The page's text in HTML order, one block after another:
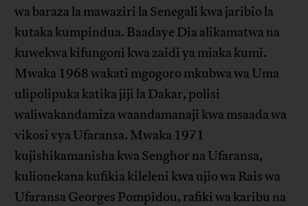
wa baraza la mawaziri la Senegali kwa jaribio la
kutaka kumpindua. Baadaye Dia alikamatwa na
kuwekwa kifungoni kwa zaidi ya miaka kumi.
Mwaka 1968 wakati mgogoro mkubwa wa Uma
ulipolipuka katika jiji la Dakar, polisi
waliwakandamiza waandamanaji kwa msaada wa
vikosi vya Ufaransa. Mwaka 1971
kujishikamanisha kwa Senghor na Ufaransa,
kulionekana kufikia kileleni kwa ujio wa Rais wa
Ufaransa Georges Pompidou, rafiki wa karibu na